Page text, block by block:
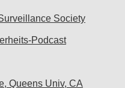
Society
Podcast
Queens Univ, CA